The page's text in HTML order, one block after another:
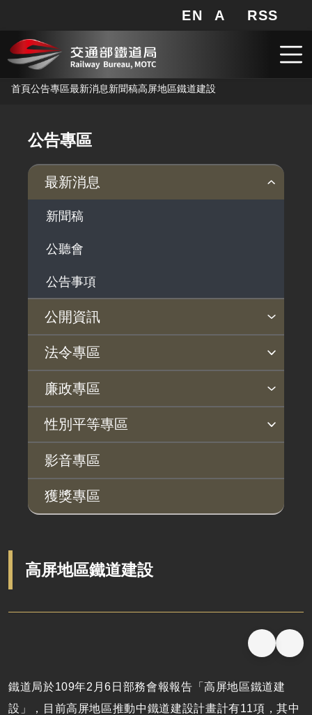
跳到主要內容
網站地圖
EN A 局長信箱
RSS
首頁公告專區最新消息新聞稿高屏地區鐵道建設
公告專區
最新消息
新聞稿
公聽會
公告事項
公開資訊
主動公開政府資訊專區
法律及法規命令
解釋性規定及裁量基準
政府機關資訊
行政指導有關文書
施政計畫、業務統計及研究報告
支付或接受之補助
個人資料保護專區
Open Data專區
出版品專區
雙語詞彙專區
生態檢核專區
用地取得行政透明專區
用地公告
用地法規
徵收案件資訊
臺鐵局撥入資產債務基金專區
法令專區
法令查詢
解釋性規定及裁量基準
法令英譯徵集意見專區
訴願文件下載
相關實務判解
相關網站資源
廉政專區
揭弊者保護專區
廉政訊息
利益衝突迴避園地
公務員廉政倫理規範
公職人員財產申報園地
廉政檢舉管道
桃地計畫廉政平臺專網
桃地計畫
廉政平臺
啟動儀式及交流座談會
廉政體系
性別平等專區
性別平等工作小組
宣傳事項
性別平等推動計畫
性別平等統計分析
性別平等影響評估
性騷擾防治
相關網站
影音專區
獲獎專區
高屏地區鐵道建設
鐵道局於109年2月6日部務會報報告「高屏地區鐵道建
設」，目前高屏地區推動中鐵道建設計畫計有11項，其中